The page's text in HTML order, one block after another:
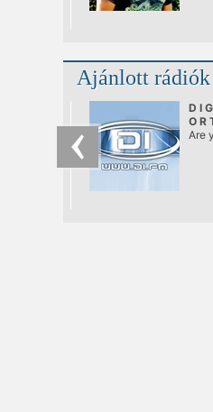
Ajánlott rádiók
D I
O R
Are